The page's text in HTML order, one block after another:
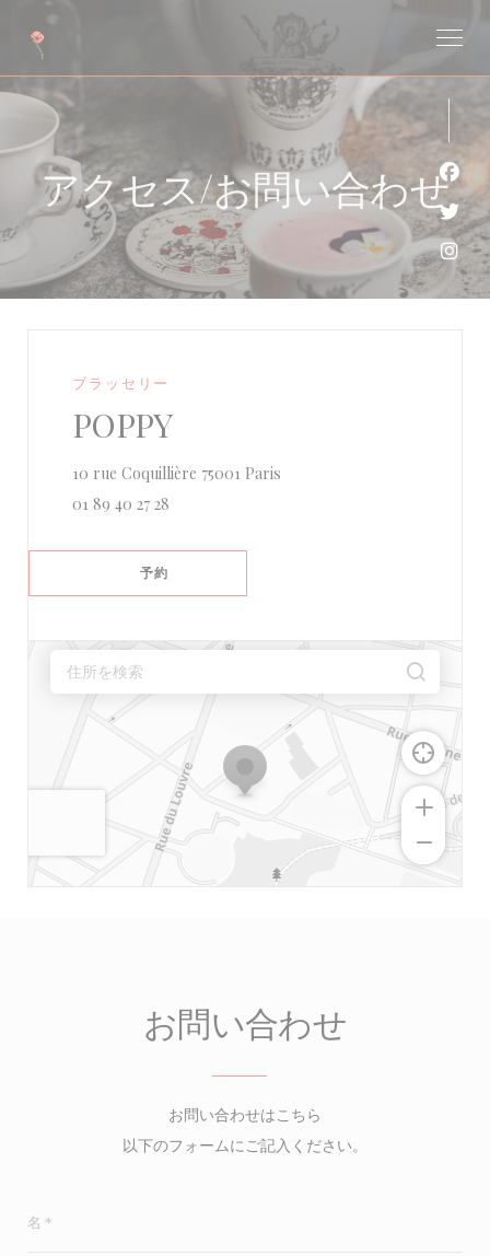
アクセス/お問い合わせ
ブラッセリー
POPPY
10 rue Coquillière 75001 Paris
01 89 40 27 28
予約
お問い合わせ
お問い合わせはこちら
以下のフォームにご記入ください。